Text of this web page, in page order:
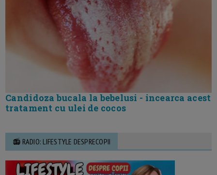
Candidoza bucala la bebelusi - incearca acest
tratament cu ulei de cocos
📻 RADIO: LIFESTYLE DESPRECOPII